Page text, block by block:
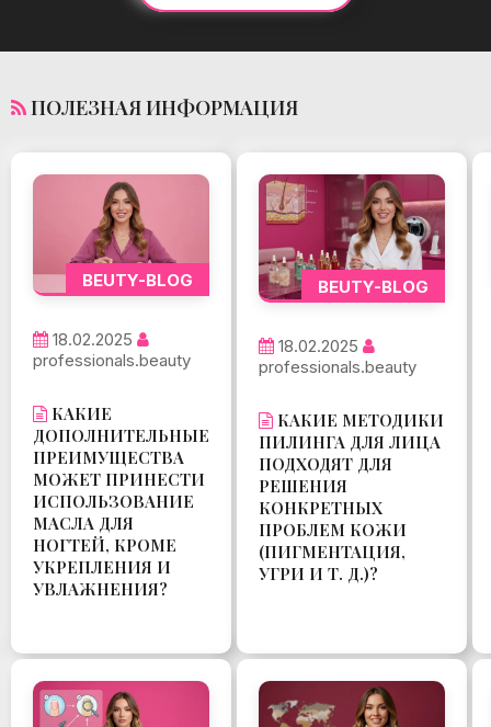
ПОЛЕЗНАЯ ИНФОРМАЦИЯ
BEUTY-BLOG
18.02.2025
professionals.beauty
КАКИЕ
ДОПОЛНИТЕЛЬНЫЕ
ПРЕИМУЩЕСТВА
МОЖЕТ ПРИНЕСТИ
ИСПОЛЬЗОВАНИЕ
МАСЛА ДЛЯ
НОГТЕЙ, КРОМЕ
УКРЕПЛЕНИЯ И
УВЛАЖНЕНИЯ?
BEUTY-BLOG
18.02.2025
professionals.beauty
КАКИЕ МЕТОДИКИ
ПИЛИНГА ДЛЯ ЛИЦА
ПОДХОДЯТ ДЛЯ
РЕШЕНИЯ
КОНКРЕТНЫХ
ПРОБЛЕМ КОЖИ
(ПИГМЕНТАЦИЯ,
УГРИ И Т. Д.)?